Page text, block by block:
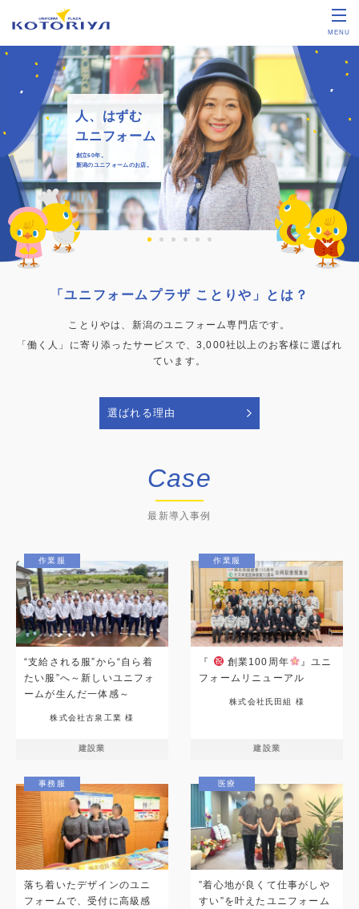
MENU
人、はずむ
ユニフォーム
創立60年。
新潟のユニフォームのお店。
「ユニフォームプラザ ことりや」とは？
ことりやは、新潟のユニフォーム専門店です。
「働く人」に寄り添ったサービスで、3,000社以上のお客様に選ばれ
ています。
選ばれる理由
Case
最新導入事例
作業服
“支給される服”から“自ら着
たい服”へ～新しいユニフォ
ームが生んだ一体感～
株式会社古泉工業 様
建設業
作業服
『 創業100周年
』ユニ
フォームリニューアル
株式会社氏田組 様
建設業
事務服
落ち着いたデザインのユニ
フォームで、受付に高級感
医療
”着心地が良くて仕事がしや
すい”を叶えたユニフォーム